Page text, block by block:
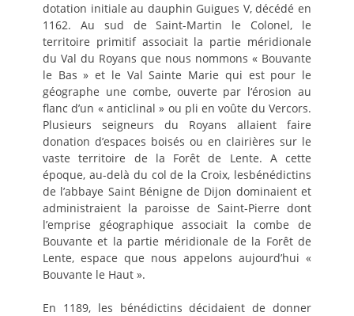
dotation initiale au dauphin Guigues V, décédé en
1162. Au sud de Saint-Martin le Colonel, le
territoire primitif associait la partie méridionale
du Val du Royans que nous nommons « Bouvante
le Bas » et le Val Sainte Marie qui est pour le
géographe une combe, ouverte par l‘érosion au
flanc d’un « anticlinal » ou pli en voûte du Vercors.
Plusieurs seigneurs du Royans allaient faire
donation d’espaces boisés ou en clairières sur le
vaste territoire de la Forêt de Lente. A cette
époque, au-delà du col de la Croix, lesbénédictins
de l’abbaye Saint Bénigne de Dijon dominaient et
administraient la paroisse de Saint-Pierre dont
l’emprise géographique associait la combe de
Bouvante et la partie méridionale de la Forêt de
Lente, espace que nous appelons aujourd’hui «
Bouvante le Haut ».
En 1189, les bénédictins décidaient de donner